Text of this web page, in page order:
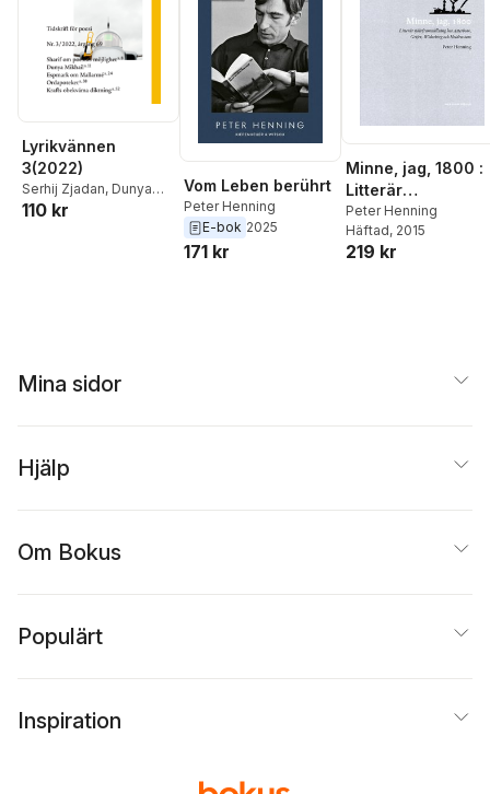
Lyrikvännen
3(2022)
Serhij Zjadan, Dunya
Mikhail,
110 kr
Vom Leben berührt
Peter Henning
E-bok 2025
171 kr
Minne, jag, 1800 :
Litterär
självframställning
hos Atterbom,
Geijer, Widerb
Peter Henning
Häftad, 2015
219 kr
Mina sidor
Hjälp
Om Bokus
Populärt
Inspiration